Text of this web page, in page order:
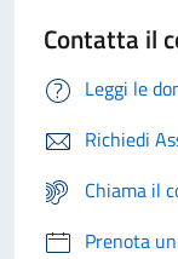
Contatta il
Leggi le
Richiedi
Chiama il
Prenota